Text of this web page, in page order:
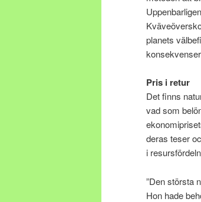
planets
Pris i retur
Det finns
vad som
deras teser
i
”Den största
Hon hade